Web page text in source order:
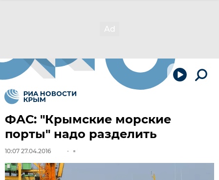
ФАС: "Крымские морские
порты" надо разделить
10:07 27.04.2016